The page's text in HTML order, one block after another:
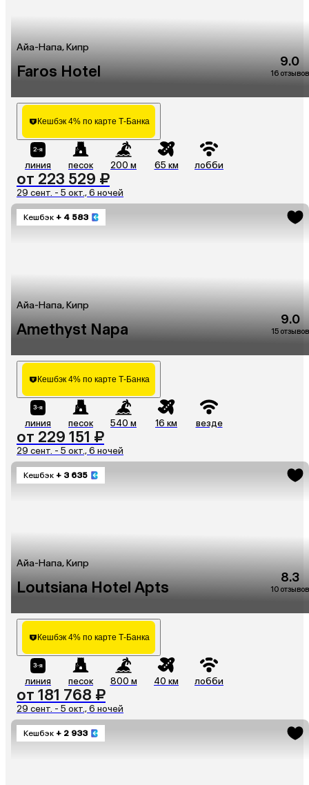
Айа-Напа, Кипр
Faros Hotel
9.0
16 отзывов
Кешбэк 4% по карте Т-Банка
линия песок 200 м 65 км лобби
от 223 529 ₽
29 сент. - 5 окт., 6 ночей
Кешбэк + 4 583
Айа-Напа, Кипр
Amethyst Napa
9.0
15 отзывов
Кешбэк 4% по карте Т-Банка
линия песок 540 м 16 км везде
от 229 151 ₽
29 сент. - 5 окт., 6 ночей
Кешбэк + 3 635
Айа-Напа, Кипр
Loutsiana Hotel Apts
8.3
10 отзывов
Кешбэк 4% по карте Т-Банка
линия песок 800 м 40 км лобби
от 181 768 ₽
29 сент. - 5 окт., 6 ночей
Кешбэк + 2 933